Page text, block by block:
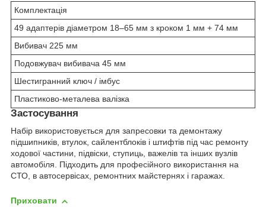
Комплектація
49 адаптерів діаметром 18–65 мм з кроком 1 мм + 74 мм
Вибивач 225 мм
Подовжувач вибивача 45 мм
Шестигранний ключ / імбус
Пластиково-металева валізка
Застосування
Набір використовується для запресовки та демонтажу
підшипників, втулок, сайлентблоків і штифтів під час ремонту
ходової частини, підвіски, ступиць, важелів та інших вузлів
автомобіля. Підходить для професійного використання на
СТО, в автосервісах, ремонтних майстернях і гаражах.
Приховати